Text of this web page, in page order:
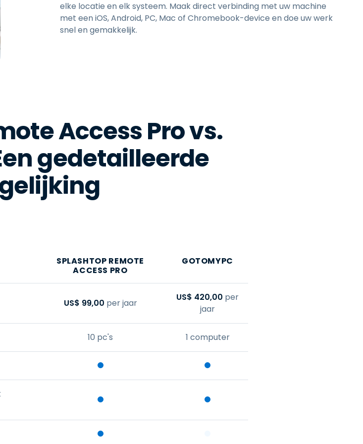
elke locatie en elk systeem. Maak direct verbinding met uw machine
met een iOS, Android, PC, Mac of Chromebook-device en doe uw werk
snel en gemakkelijk.
Access Pro vs.
gedetailleerde
SPLASHTOP REMOTE
ACCESS PRO
GOTOMYPC
US$ 99,00 per jaar
US$ 420,00 per
jaar
10 pc's 1 computer